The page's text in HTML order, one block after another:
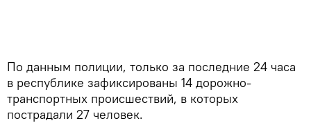
По данным полиции, только за последние 24 часа
в республике зафиксированы 14 дорожно-
транспортных происшествий, в которых
пострадали 27 человек.